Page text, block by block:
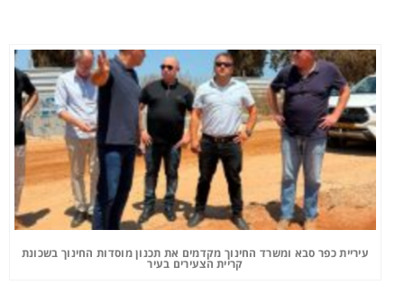
עיריית כפר סבא ומשרד החינוך מקדמים את תכנון מוסדות החינוך בשכונת
קריית הצעירים בעיר